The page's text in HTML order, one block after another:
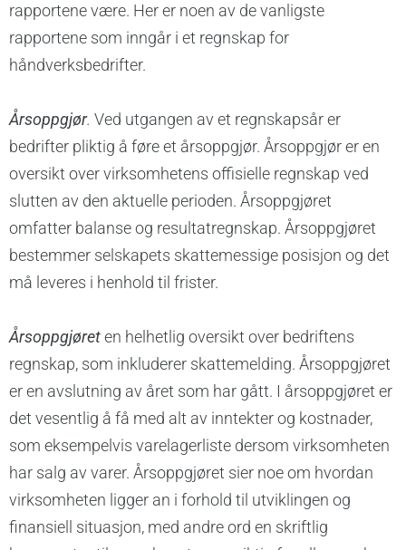
rapportene være. Her er noen av de vanligste
rapportene som inngår i et regnskap for
håndverksbedrifter.
Årsoppgjør. Ved utgangen av et regnskapsår er
bedrifter pliktig å føre et årsoppgjør. Årsoppgjør er en
oversikt over virksomhetens offisielle regnskap ved
slutten av den aktuelle perioden. Årsoppgjøret
omfatter balanse og resultatregnskap. Årsoppgjøret
bestemmer selskapets skattemessige posisjon og det
må leveres i henhold til frister.
Årsoppgjøreten helhetlig oversikt over bedriftens
regnskap, som inkluderer skattemelding. Årsoppgjøret
er en avslutning av året som har gått. I årsoppgjøret er
det vesentlig å få med alt av inntekter og kostnader,
som eksempelvis varelagerliste dersom virksomheten
har salg av varer. Årsoppgjøret sier noe om hvordan
virksomheten ligger an i forhold til utviklingen og
finansiell situasjon, med andre ord en skriftlig